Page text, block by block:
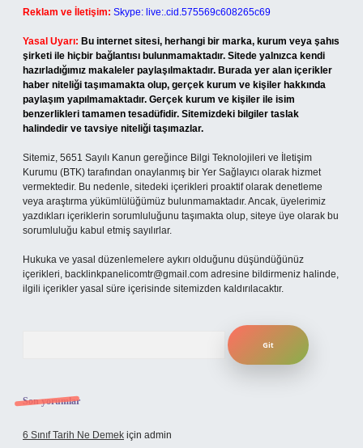
Reklam ve İletişim: Skype: live:.cid.575569c608265c69
Yasal Uyarı: Bu internet sitesi, herhangi bir marka, kurum veya şahıs
şirketi ile hiçbir bağlantısı bulunmamaktadır. Sitede yalnızca kendi
hazırladığımız makaleler paylaşılmaktadır. Burada yer alan içerikler
haber niteliği taşımamakta olup, gerçek kurum ve kişiler hakkında
paylaşım yapılmamaktadır. Gerçek kurum ve kişiler ile isim
benzerlikleri tamamen tesadüfidir. Sitemizdeki bilgiler taslak
halindedir ve tavsiye niteliği taşımazlar.
Sitemiz, 5651 Sayılı Kanun gereğince Bilgi Teknolojileri ve İletişim
Kurumu (BTK) tarafından onaylanmış bir Yer Sağlayıcı olarak hizmet
vermektedir. Bu nedenle, sitedeki içerikleri proaktif olarak denetleme
veya araştırma yükümlülüğümüz bulunmamaktadır. Ancak, üyelerimiz
yazdıkları içeriklerin sorumluluğunu taşımakta olup, siteye üye olarak bu
sorumluluğu kabul etmiş sayılırlar.
Hukuka ve yasal düzenlemelere aykırı olduğunu düşündüğünüz
içerikleri, backlinkpanelicomtr@gmail.com adresine bildirmeniz halinde,
ilgili içerikler yasal süre içerisinde sitemizden kaldırılacaktır.
Son yorumlar
6 Sınıf Tarih Ne Demek için admin